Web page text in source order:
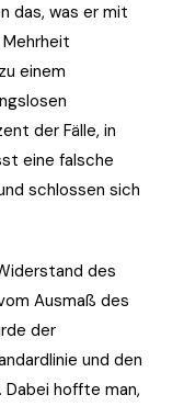
das, was er mit
einem
der Fälle, in
eine falsche
schlossen sich
des
Ausmaß des
der
und den
hoffte man,